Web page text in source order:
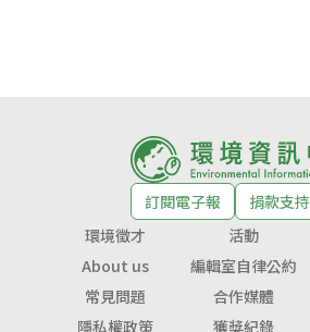
訂閱電子報
捐款支持
環境徵才
活動
About us
編輯室自律公約
常見問題
合作媒體
隱私權政策
獲獎紀錄